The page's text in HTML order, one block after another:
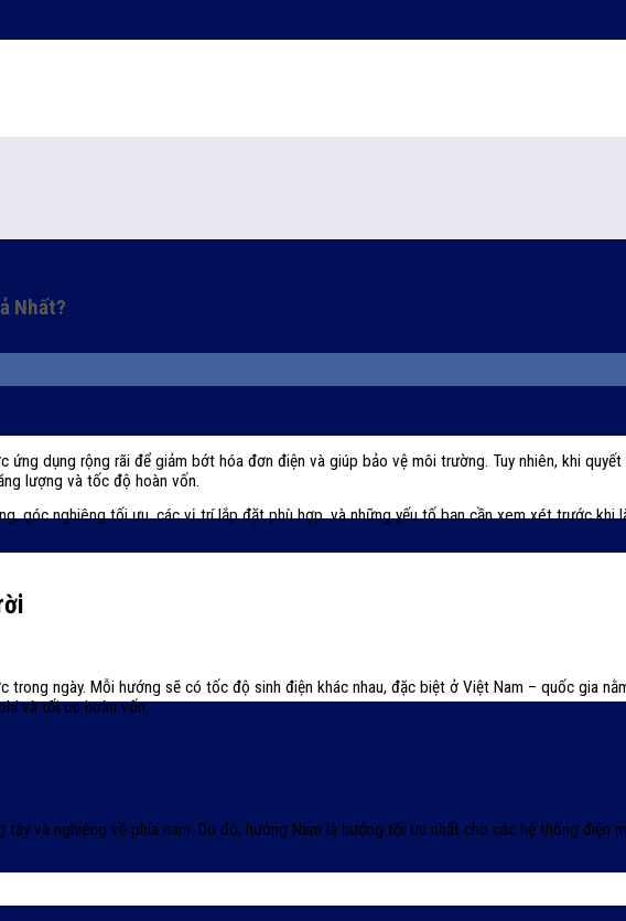
Nhất?
dụng rộng rãi để giảm bớt hóa đơn điện và giúp bảo vệ môi trường. Tuy nhiên, khi
lượng và tốc độ hoàn vốn.
góc nghiêng tối ưu, các vị trí lắp đặt phù hợp, và những yếu tố bạn cần xem xét trước khi
ngày. Mỗi hướng sẽ có tốc độ sinh điện khác nhau, đặc biệt ở Việt Nam – quốc gia
và tối ưu hoàn vốn.
và nghiêng về phía nam. Do đó, hướng Nam là hướng tối ưu nhất cho các hệ thống điện